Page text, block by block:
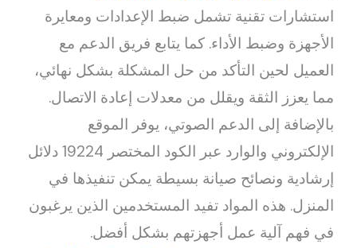
استشارات تقنية تشمل ضبط الإعدادات ومعايرة
الأجهزة وضبط الأداء. كما يتابع فريق الدعم مع
العميل لحين التأكد من حل المشكلة بشكل نهائي،
مما يعزز الثقة ويقلل من معدلات إعادة الاتصال.
بالإضافة إلى الدعم الصوتي، يوفر الموقع
الإلكتروني والوارد عبر الكود المختصر 19224 دلائل
إرشادية ونصائح صيانة بسيطة يمكن تنفيذها في
المنزل. هذه المواد تفيد المستخدمين الذين يرغبون
في فهم آلية عمل أجهزتهم بشكل أفضل.